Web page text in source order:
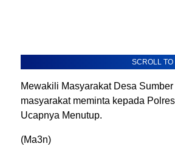
SCROLL
Mewakili Masyarakat Desa
masyarakat meminta kepada
Ucapnya Menutup.
(Ma3n)